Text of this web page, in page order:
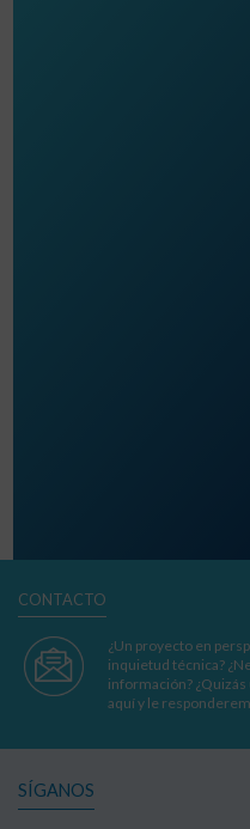
CONTACTO
¿Un proyecto en
inquietud técnica?
información?
aquí y le
SÍGANOS